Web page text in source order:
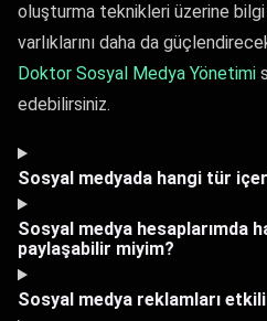
oluşturma teknikleri üzerine
varlıklarını daha da
Doktor Sosyal Medya Yönetimi
edebilirsiniz.
Sosyal medyada hangi tür
Sosyal medya hesaplarımda
paylaşabilir miyim?
Sosyal medya reklamları